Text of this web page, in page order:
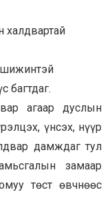
халдвартай
шижинтэй
багтдаг.
агаар дуслын
үнсэх, нүүр
дамждаг тул
замаар
төст өвчнөөс